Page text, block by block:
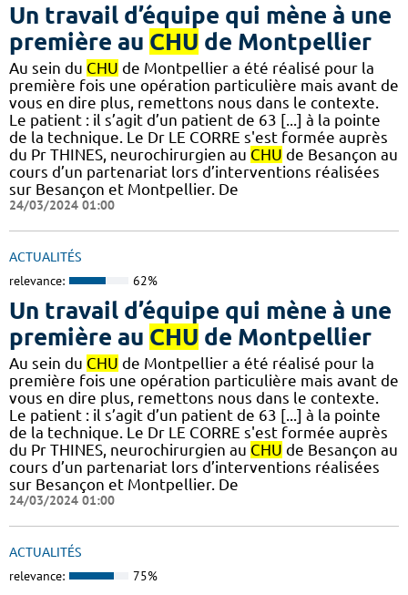
Un travail d’équipe qui mène à une
première au CHU de Montpellier
Au sein du CHU de Montpellier a été réalisé pour la
première fois une opération particulière mais avant de
vous en dire plus, remettons nous dans le contexte.
Le patient : il s’agit d’un patient de 63 [...] à la pointe
de la technique. Le Dr LE CORRE s'est formée auprès
du Pr THINES, neurochirurgien au CHU de Besançon au
cours d’un partenariat lors d’interventions réalisées
sur Besançon et Montpellier. De
24/03/2024 01:00
ACTUALITÉS
relevance: 62%
Un travail d’équipe qui mène à une
première au CHU de Montpellier
Au sein du CHU de Montpellier a été réalisé pour la
première fois une opération particulière mais avant de
vous en dire plus, remettons nous dans le contexte.
Le patient : il s’agit d’un patient de 63 [...] à la pointe
de la technique. Le Dr LE CORRE s'est formée auprès
du Pr THINES, neurochirurgien au CHU de Besançon au
cours d’un partenariat lors d’interventions réalisées
sur Besançon et Montpellier. De
24/03/2024 01:00
ACTUALITÉS
relevance: 75%